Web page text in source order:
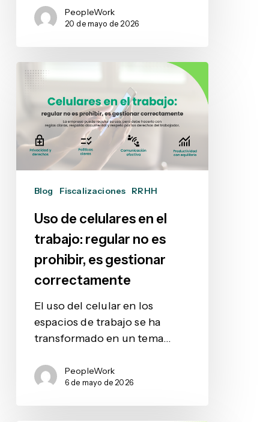
PeopleWork
20 de mayo de 2026
Uso
de
celulares
el
trabajo:
regular
prohibir,
gestionar
correctamente
Blog Fiscalizaciones RRHH
Uso de celulares en el
trabajo: regular no es
prohibir, es gestionar
correctamente
El uso del celular en los
espacios de trabajo se ha
transformado en un tema…
PeopleWork
6 de mayo de 2026